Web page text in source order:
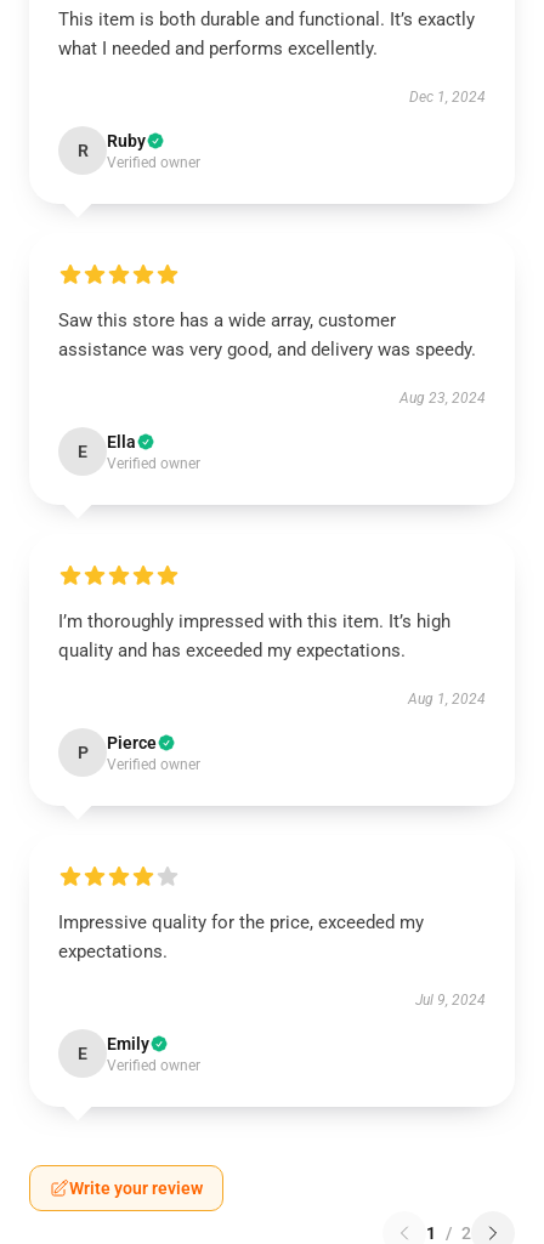
This item is both durable and functional. It’s exactly
what I needed and performs excellently.
Dec 1, 2024
R Ruby
Verified owner
Saw this store has a wide array, customer
assistance was very good, and delivery was speedy.
Aug 23, 2024
E Ella
Verified owner
I’m thoroughly impressed with this item. It’s high
quality and has exceeded my expectations.
Aug 1, 2024
P Pierce
Verified owner
Impressive quality for the price, exceeded my
expectations.
Jul 9, 2024
E Emily
Verified owner
Write your review
1 / 2